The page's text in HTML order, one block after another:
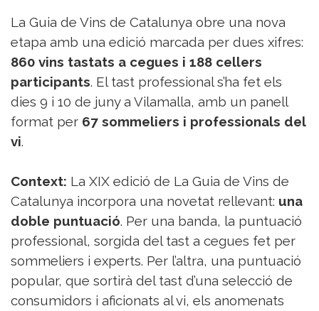
Nutrició
La Guia de Vins de Catalunya obre una nova
etapa amb una edició marcada per dues xifres:
860 vins tastats a cegues i 188 cellers
participants. El tast professional s’ha fet els
dies 9 i 10 de juny a Vilamalla, amb un panell
format per 67 sommeliers i professionals del
vi.
Context: La XIX edició de La Guia de Vins de
Catalunya incorpora una novetat rellevant: una
doble puntuació. Per una banda, la puntuació
professional, sorgida del tast a cegues fet per
sommeliers i experts. Per l’altra, una puntuació
popular, que sortirà del tast d’una selecció de
consumidors i aficionats al vi, els anomenats